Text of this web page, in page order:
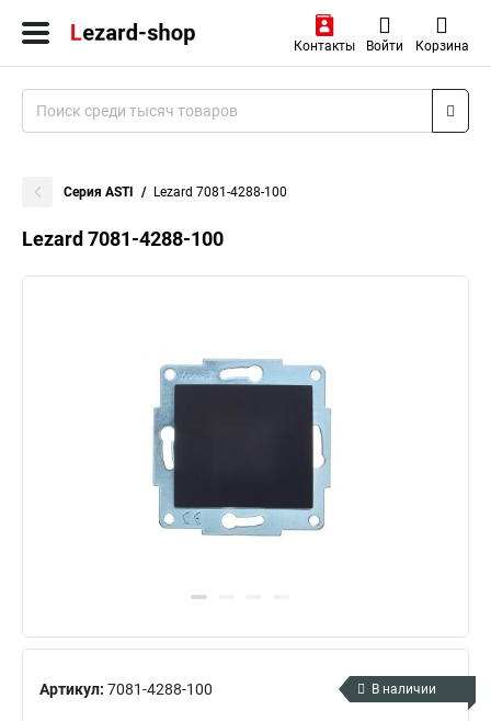
Контакты Войти Корзина
Серия ASTI Lezard 7081-4288-100
Lezard 7081-4288-100
Артикул: 7081-4288-100 В наличии